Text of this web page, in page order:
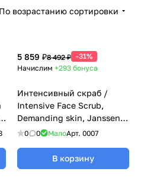
По возрастанию сортировки
5 859 ₽8 492 ₽ -31%
Начислим +293 бонуса
Интенсивный скраб /
Intensive Face Scrub,
Demanding skin, Janssen
Cosmetics (Янсен
0 0 МалоАрт. 0007
В корзину